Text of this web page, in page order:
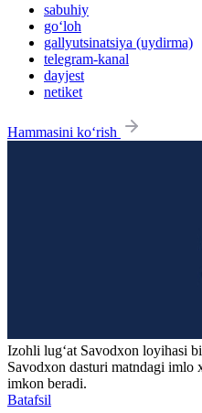
sabuhiy
go‘loh
gallyutsinatsiya (uydirma)
telegram-kanal
dayjest
netiket
Hammasini ko‘rish
Izohli lugʻat Savodxon loyihasi
Savodxon dasturi matndagi imlo
imkon beradi.
Batafsil